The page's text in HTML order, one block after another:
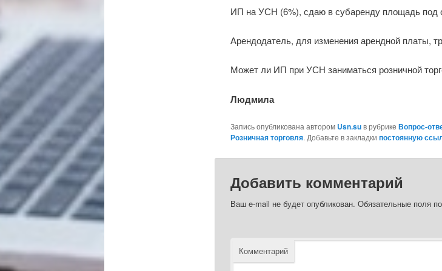
ИП на УСН (6%), сдаю в субаренду площадь под
Арендодатель, для изменения арендной платы,
Может ли ИП при УСН заниматься розничной
Людмила
Запись опубликована автором Usn.suв рубрике Вопрос-
Розничная торговля. Добавьте в закладки постоянную
Добавить комментарий
Ваш e-mail не будет опубликован. Обязательные поля
Комментарий